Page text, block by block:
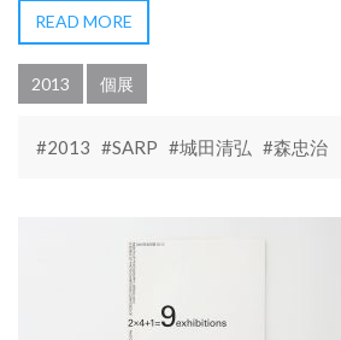
READ MORE
2013 個展
#2013 #SARP #城田清弘 #森忠治